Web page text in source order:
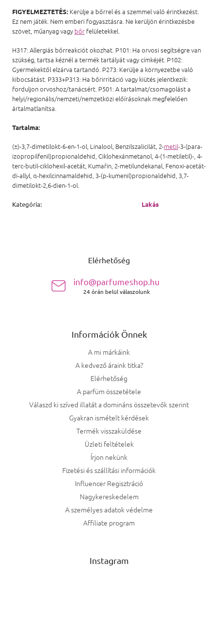
FIGYELMEZTETÉS: Kerülje a bőrrel és a szemmel való érintkezést.
Ez nem játék. Nem emberi fogyasztásra. Ne kerüljön érintkezésbe
szövet, műanyag vagy bőr felületekkel.
H317: Allergiás bőrreakciót okozhat. P101: Ha orvosi segítségre van
szükség, tartsa kéznél a termék tartályát vagy címkéjét. P102:
Gyermekektől elzárva tartandó. P273: Kerülje a környezetbe való
kibocsátást. P333+P313: Ha bőrirritáció vagy kiütés jelentkezik:
forduljon orvoshoz/tanácsért. P501: A tartalmat/csomagolást a
helyi/regionális/nemzeti/nemzetközi előírásoknak megfelelően
ártalmatlanítsa.
Tartalma:
(±)-3,7-dimetilokt-6-en-1-ol, Linalool, Benzilszalicilát, 2-metil-3-(para-
izopropilfenil)propionaldehid, Ciklohexánmetanol, 4-(1-metiletil)-, 4-
terc-butil-ciklohexil-acetát, Kumařin, 2-metilundekanal, Fenoxi-acetát-
di-allyl, α-hexilcinnamaldehid, 3-(p-kumenil)propionaldehid, 3,7-
dimetilokt-2,6-dien-1-ol.
Kategória: Lakás
Elérhetőség
info@parfumeshop.hu
24 órán belül válaszolunk
Információk Önnek
A mi márkáink
A kedvező áraink titka?
Elérhetőség
A parfüm összetétele
Válaszd ki szíved illatát a domináns összetevők szerint
Gyakran ismételt kérdések
Termék visszaküldése
Üzleti feltételek
Írjon nekünk
Fizetési és szállítási információk
Influencer Regisztráció
Nagykereskedelem
A személyes adatok védelme
Affiliate program
Instagram